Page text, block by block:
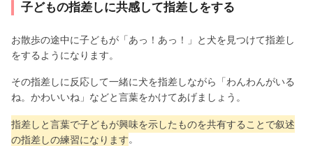
子どもの指差しに共感して指差しをする
お散歩の途中に子どもが「あっ！あっ！」と犬を見つけて指差し
をするようになります。
その指差しに反応して一緒に犬を指差しながら「わんわんがいる
ね。かわいいね」などと言葉をかけてあげましょう。
指差しと言葉で子どもが興味を示したものを共有することで叙述
の指差しの練習になります。